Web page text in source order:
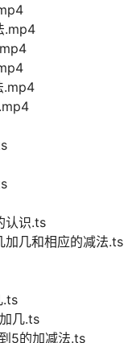
.mp4
.mp4
认识.ts
加几和相应的减法.ts
.ts
几.ts
5的加减法.ts